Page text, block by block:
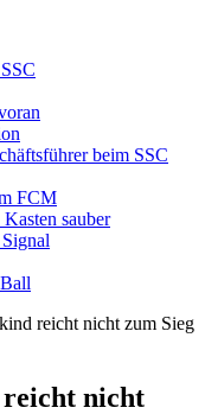
beim SSC
FCM
sauber
reicht nicht zum Sieg
nicht